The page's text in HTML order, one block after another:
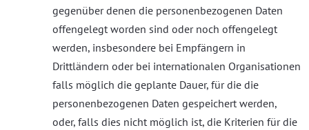
gegenüber denen die personenbezogenen Daten
offengelegt worden sind oder noch offengelegt
werden, insbesondere bei Empfängern in
Drittländern oder bei internationalen Organisationen
falls möglich die geplante Dauer, für die die
personenbezogenen Daten gespeichert werden,
oder, falls dies nicht möglich ist, die Kriterien für die